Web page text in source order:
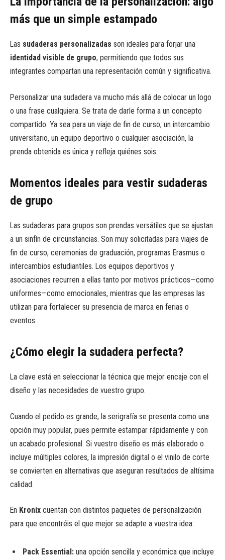
más que un simple estampado
Las sudaderas personalizadas son ideales para forjar una
identidad visible de grupo, permitiendo que todos sus
integrantes compartan una representación común y significativa.
Personalizar una sudadera va mucho más allá de colocar un logo
o una frase cualquiera. Se trata de darle forma a un concepto
compartido. Ya sea para un viaje de fin de curso, un intercambio
universitario, un equipo deportivo o cualquier asociación, la
prenda obtenida es única y refleja quiénes sois.
Momentos ideales para vestir sudaderas
de grupo
Las sudaderas para grupos son prendas versátiles que se ajustan
a un sinfín de circunstancias. Son muy solicitadas para viajes de
fin de curso, ceremonias de graduación, programas Erasmus o
intercambios estudiantiles. Los equipos deportivos y
asociaciones recurren a ellas tanto por motivos prácticos—como
uniformes—como emocionales, mientras que las empresas las
utilizan para fortalecer su presencia de marca en ferias o
eventos.
¿Cómo elegir la sudadera perfecta?
La clave está en seleccionar la técnica que mejor encaje con el
diseño y las necesidades de vuestro grupo.
Cuando el pedido es grande, la serigrafía se presenta como una
opción muy popular, pues permite estampar rápidamente y con
un acabado profesional. Si vuestro diseño es más elaborado o
incluye múltiples colores, la impresión digital o el vinilo de corte
se convierten en alternativas que aseguran resultados de altísima
calidad.
En Kronix cuentan con distintos paquetes de personalización
para que encontréis el que mejor se adapte a vuestra idea:
Pack Essential: una opción sencilla y económica que incluye